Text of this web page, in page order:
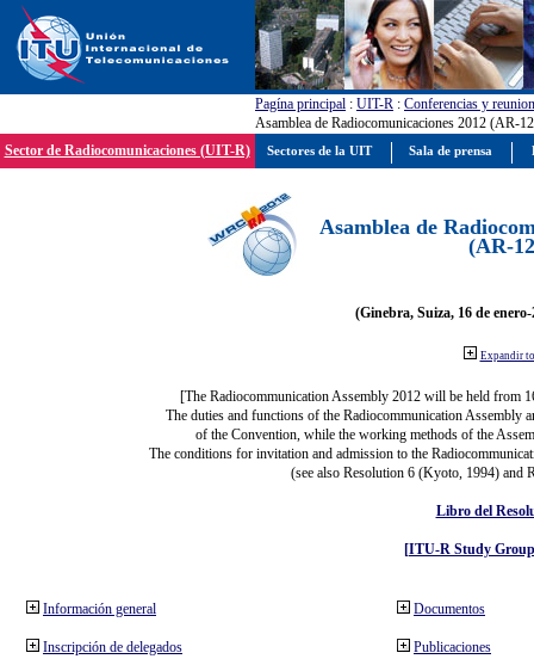
Pagína principal : UIT-R : Conferencias y
Asamblea de Radiocomunicaciones 2012 (AR-
Sector de Radiocomunicaciones (UIT-R)
Asamblea de
(AR-
(Ginebra, Suiza, 16 de
Expandir
[The Radiocommunication Assembly 2012 will be held from
The duties and functions of the Radiocommunication Assembly
of the Convention, while the working methods of the
The conditions for invitation and admission to the
(see also Resolution 6 (Kyoto, 1994) and
Libro del
[ITU-R Study
Información general
Inscripción de delegados
Documentos
Publicaciones
Sectores de la UIT Sala de prensa